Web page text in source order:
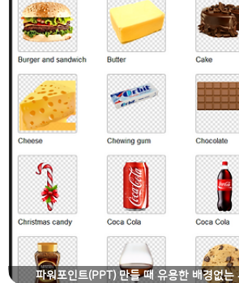
파워포인트(PPT) 만들 때 유용한 배경없는